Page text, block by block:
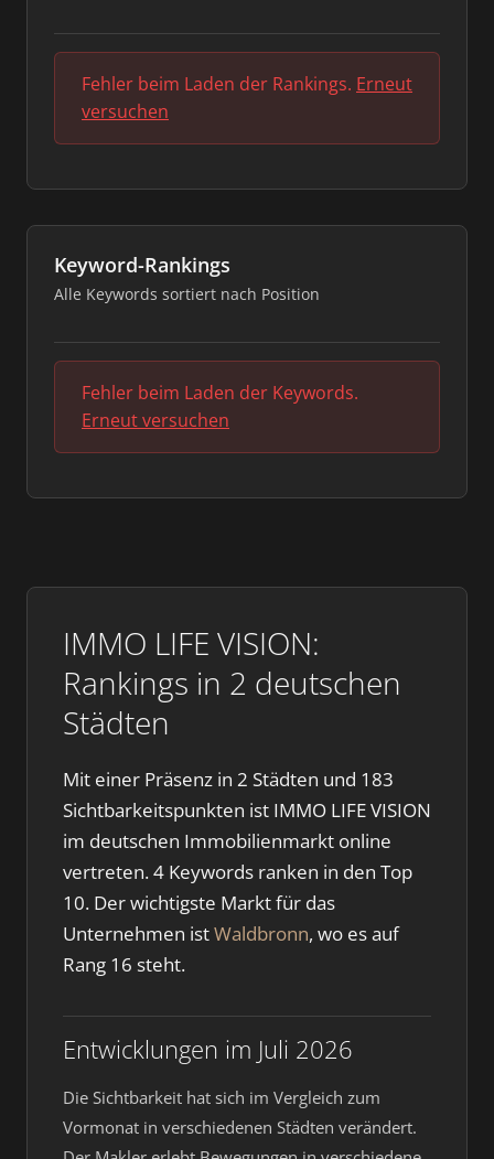
IMMO LIFE VISION:
Rankings in 2 deutschen
Städten
Mit einer Präsenz in 2 Städten und 183
Sichtbarkeitspunkten ist IMMO LIFE VISION
im deutschen Immobilienmarkt online
vertreten. 4 Keywords ranken in den Top
10. Der wichtigste Markt für das
Unternehmen istWaldbronn, wo es auf
Rang 16 steht.
Entwicklungen im Juli 2026
Die Sichtbarkeit hat sich im Vergleich zum
Vormonat in verschiedenen Städten verändert.
Fehler beim Laden der Rankings. Erneut
versuchen
Keyword-Rankings
Alle Keywords sortiert nach Position
Fehler beim Laden der Keywords.
Erneut versuchen